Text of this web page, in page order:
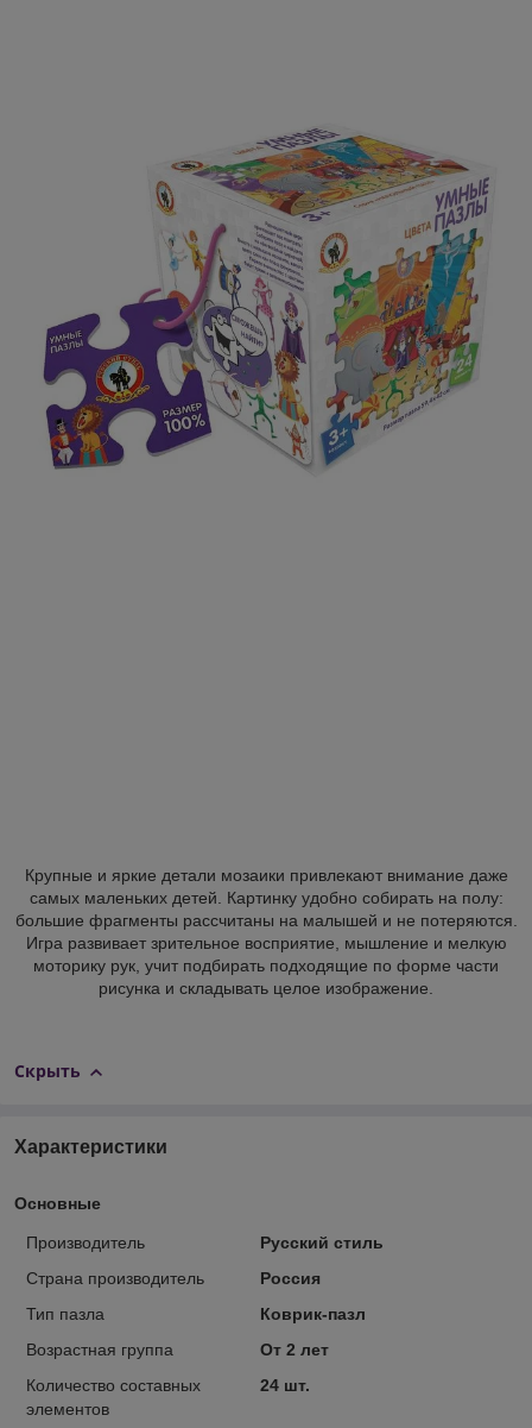
Крупные и яркие детали мозаики привлекают внимание даже
самых маленьких детей. Картинку удобно собирать на полу:
большие фрагменты рассчитаны на малышей и не потеряются.
Игра развивает зрительное восприятие, мышление и мелкую
моторику рук, учит подбирать подходящие по форме части
рисунка и складывать целое изображение.
Скрыть
Характеристики
Основные
Производитель
Русский стиль
Страна производитель
Россия
Тип пазла
Коврик-пазл
Возрастная группа
От 2 лет
Количество составных
элементов
24 шт.